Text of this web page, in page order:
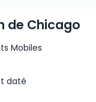
de Chicago
Mobiles
daté